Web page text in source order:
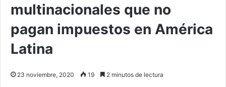
multinacionales que no
pagan impuestos en América
Latina
23 noviembre, 2020 19 2 minutos de lectura